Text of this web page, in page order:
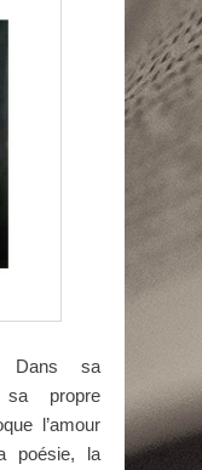
Dans sa
sa propre
l’amour
poésie, la